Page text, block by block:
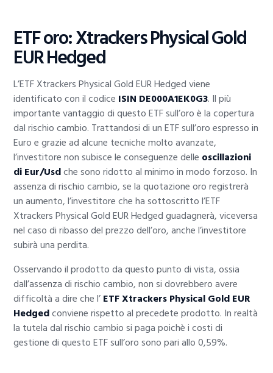
ETF oro: Xtrackers Physical Gold
EUR Hedged
L’ETF Xtrackers Physical Gold EUR Hedged viene
identificato con il codice ISIN DE000A1EK0G3. Il più
importante vantaggio di questo ETF sull’oro è la copertura
dal rischio cambio. Trattandosi di un ETF sull’oro espresso in
Euro e grazie ad alcune tecniche molto avanzate,
l’investitore non subisce le conseguenze delle oscillazioni
di Eur/Usdche sono ridotto al minimo in modo forzoso. In
assenza di rischio cambio, se la quotazione oro registrerà
un aumento, l’investitore che ha sottoscritto l’ETF
Xtrackers Physical Gold EUR Hedged guadagnerà, viceversa
nel caso di ribasso del prezzo dell’oro, anche l’investitore
subirà una perdita.
Osservando il prodotto da questo punto di vista, ossia
dall’assenza di rischio cambio, non si dovrebbero avere
difficoltà a dire che l’ETF Xtrackers Physical Gold EUR
Hedgedconviene rispetto al precedete prodotto. In realtà
la tutela dal rischio cambio si paga poichè i costi di
gestione di questo ETF sull’oro sono pari allo 0,59%.